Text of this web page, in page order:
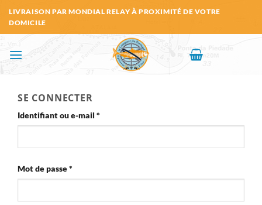
Passer
au
contenu
LIVRAISON PAR MONDIAL RELAY À PROXIMITÉ DE VOTRE
DOMICILE
SE CONNECTER
Identifiant ou e-mail *
Mot de passe*